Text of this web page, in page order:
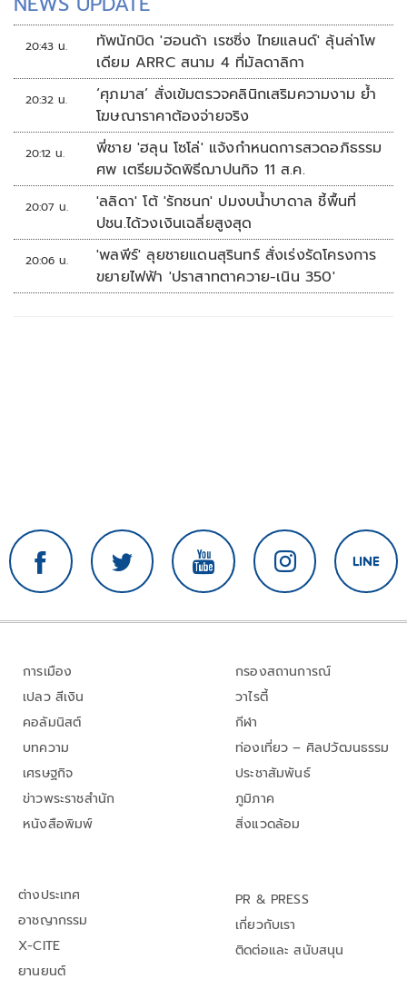
20:43 น.
ทัพนักบิด 'ฮอนด้า เรซซิ่ง ไทยแลนด์' ลุ้นล่าโพ
เดียม ARRC สนาม 4 ที่มัลดาลิกา
20:32 น.
‘ศุภมาส’ สั่งเข้มตรวจคลินิกเสริมความงาม ย้ำ
โฆษณาราคาต้องจ่ายจริง
20:12 น.
พี่ชาย 'ฮลุน โซโล่' แจ้งกำหนดการสวดอภิธรรม
ศพ เตรียมจัดพิธีฌาปนกิจ 11 ส.ค.
20:07 น.
'ลลิดา' โต้ 'รักชนก' ปมงบน้ำบาดาล ชี้พื้นที่
ปชน.ได้วงเงินเฉลี่ยสูงสุด
20:06 น.
'พลพีร์' ลุยชายแดนสุรินทร์ สั่งเร่งรัดโครงการ
ขยายไฟฟ้า 'ปราสาทตาควาย-เนิน 350'
การเมือง
เปลว สีเงิน
คอลัมนิสต์
บทความ
เศรษฐกิจ
ข่าวพระราชสำนัก
หนังสือพิมพ์
กรองสถานการณ์
วาไรตี้
กีฬา
ท่องเที่ยว – ศิลปวัฒนธรรม
ประชาสัมพันธ์
ภูมิภาค
สิ่งแวดล้อม
ต่างประเทศ
อาชญากรรม
X-CITE
ยานยนต์
PR & PRESS
เกี่ยวกับเรา
ติดต่อและ สนับสนุน